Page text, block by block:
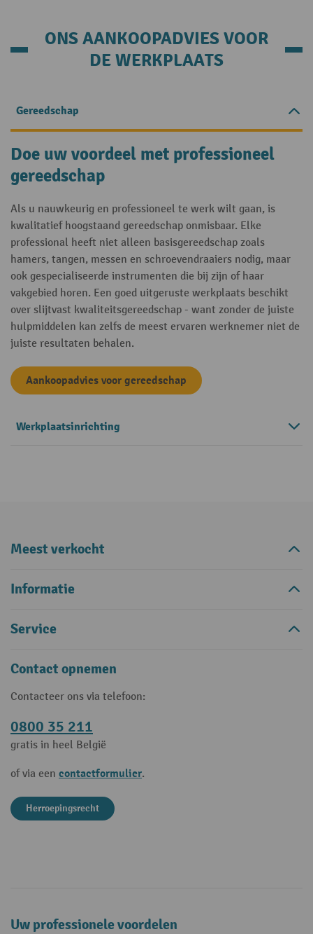
ONS AANKOOPADVIES VOOR
DE WERKPLAATS
Gereedschap
Werkplaatsinrichting
Doe uw voordeel met professioneel
gereedschap
Als u nauwkeurig en professioneel te werk wilt gaan, is
kwalitatief hoogstaand gereedschap onmisbaar. Elke
professional heeft niet alleen basisgereedschap zoals
hamers, tangen, messen en schroevendraaiers nodig, maar
ook gespecialiseerde instrumenten die bij zijn of haar
vakgebied horen. Een goed uitgeruste werkplaats beschikt
over slijtvast kwaliteitsgereedschap - want zonder de juiste
hulpmiddelen kan zelfs de meest ervaren werknemer niet de
juiste resultaten behalen.
Aankoopadvies voor gereedschap
Meest verkocht
Informatie
Service
Contact opnemen
Contacteer ons via telefoon:
0800 35 211
gratis in heel België
of via een contactformulier.
Herroepingsrecht
Uw professionele voordelen